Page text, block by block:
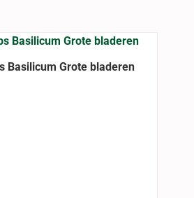
Basilicum Grote bladeren